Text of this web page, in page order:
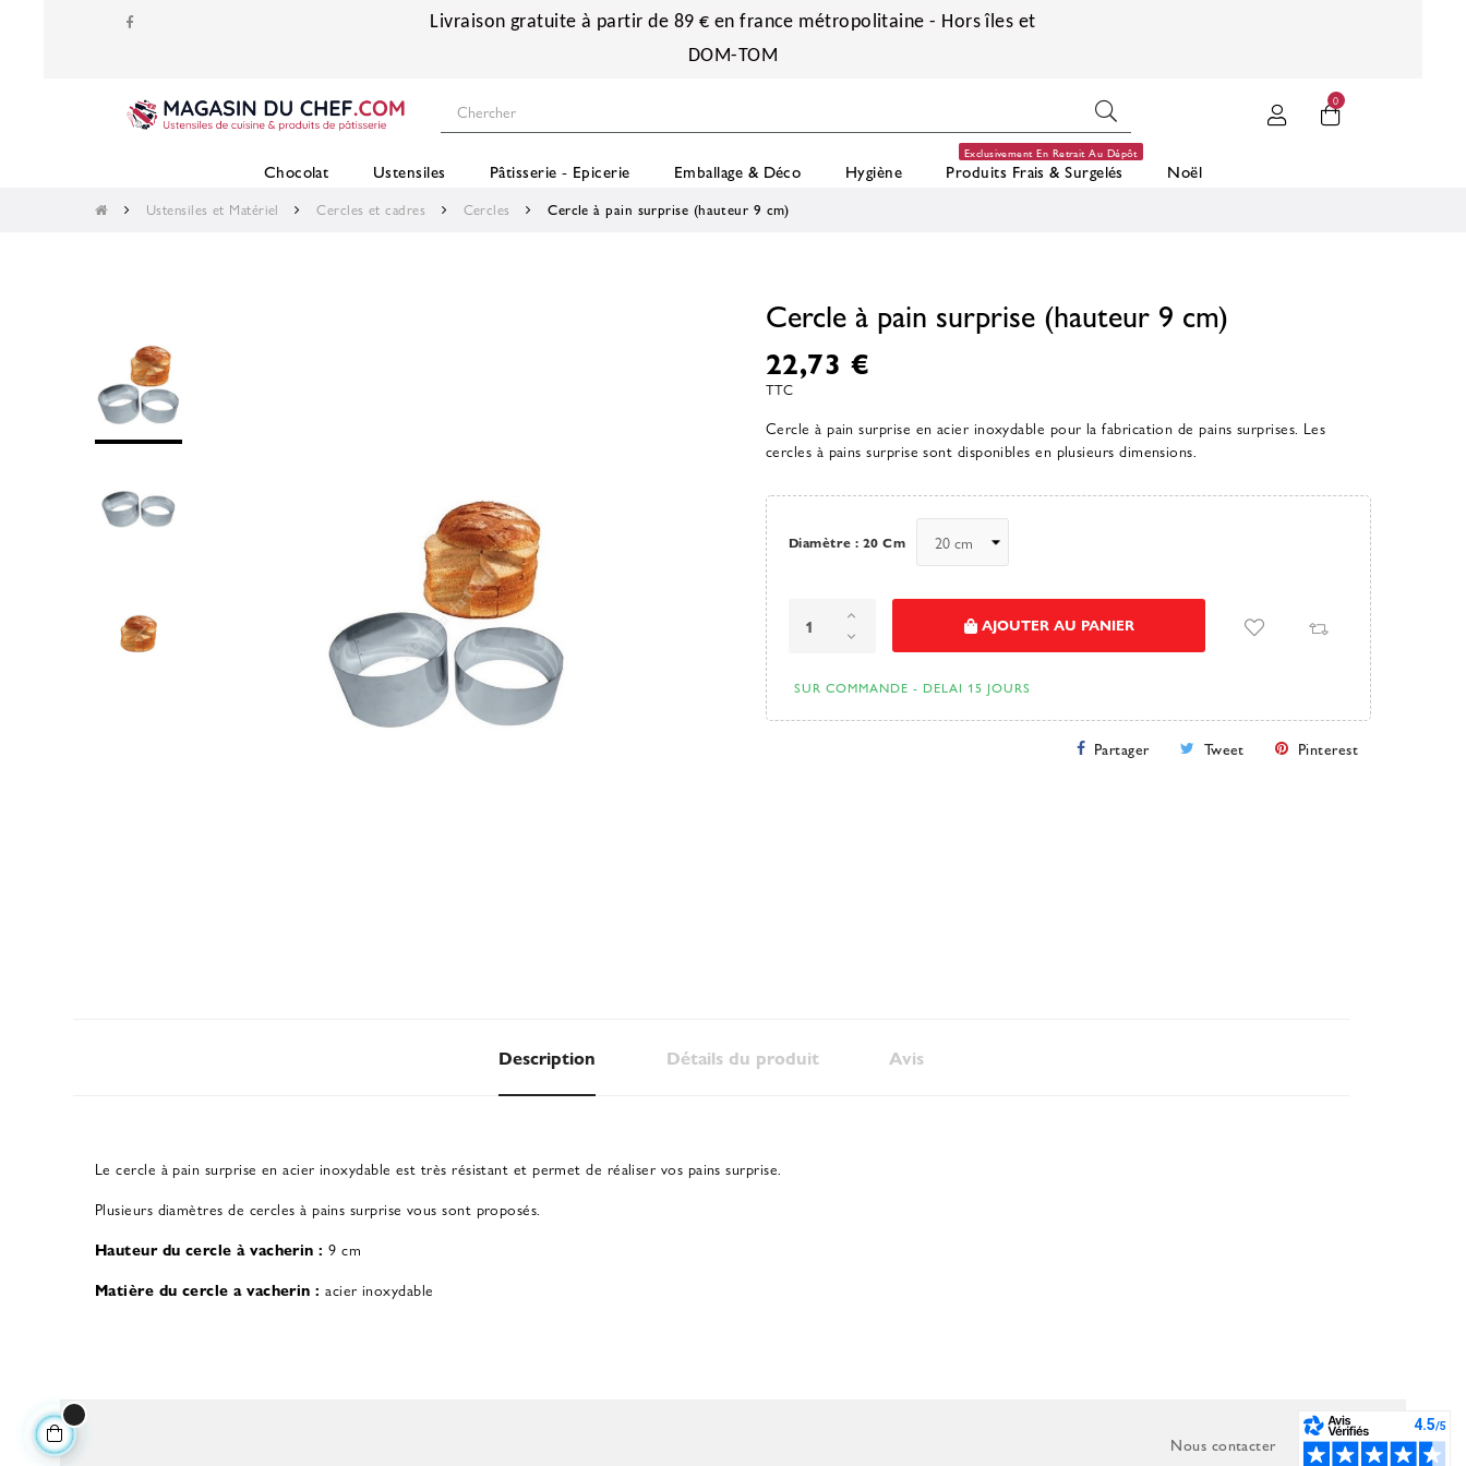
Livraison gratuite à partir de 89 € en france métropolitaine - Hors îles et
DOM-TOM
0
Chocolat Ustensiles Pâtisserie - Epicerie Emballage & Déco Hygiène Produits Frais & Surgelés
Exclusivement En Retrait Au Dépôt
Noël
Ustensiles et Matériel Cercles et cadres Cercles Cercle à pain surprise (hauteur 9 cm)
Cercle à pain surprise (hauteur 9 cm)
22,73 €
TTC
Cercle à pain surprise en acier inoxydable pour la fabrication de pains surprises. Les
cercles à pains surprise sont disponibles en plusieurs dimensions.
Diamètre : 20 Cm
AJOUTER AU PANIER
SUR COMMANDE - DELAI 15 JOURS
Partager Tweet Pinterest
Description Détails du produit Avis
Le cercle à pain surprise en acier inoxydable est très résistant et permet de réaliser vos pains surprise.
Plusieurs diamètres de cercles à pains surprise vous sont proposés.
Hauteur du cercle à vacherin : 9 cm
Matière du cercle a vacherin : acier inoxydable
Nous contacter C.G.V.